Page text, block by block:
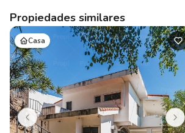
Propiedades similares
Casa